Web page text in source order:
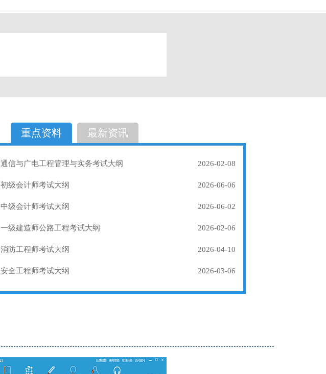
选择题
重点资料 最新资讯
通信与广电工程管理与实务考试大纲 2026-02-08
初级会计师考试大纲 2026-06-06
中级会计师考试大纲 2026-06-02
一级建造师公路工程考试大纲 2026-02-06
消防工程师考试大纲 2026-04-10
安全工程师考试大纲 2026-03-06